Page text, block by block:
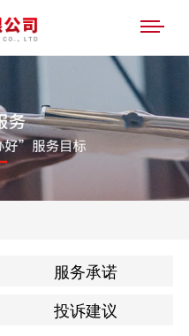
服务承诺
投诉建议